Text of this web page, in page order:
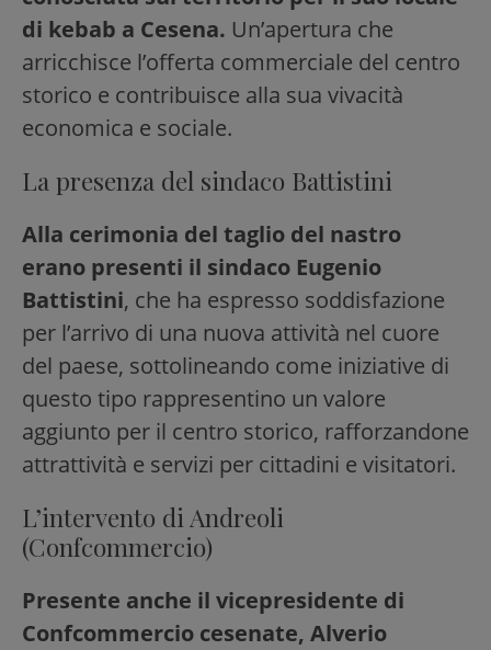
di kebab a Cesena. Un’apertura che
arricchisce l’offerta commerciale del centro
storico e contribuisce alla sua vivacità
economica e sociale.
La presenza del sindaco Battistini
Alla cerimonia del taglio del nastro
erano presenti il sindaco Eugenio
Battistini, che ha espresso soddisfazione
per l’arrivo di una nuova attività nel cuore
del paese, sottolineando come iniziative di
questo tipo rappresentino un valore
aggiunto per il centro storico, rafforzandone
attrattività e servizi per cittadini e visitatori.
L’intervento di Andreoli
(Confcommercio)
Presente anche il vicepresidente di
Confcommercio cesenate, Alverio